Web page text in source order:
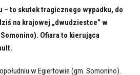
– to skutek tragicznego wypadku, do
na krajowej „dwudziestce” w
Ofiara to kierująca
w Egiertowie (gm. Somonino).